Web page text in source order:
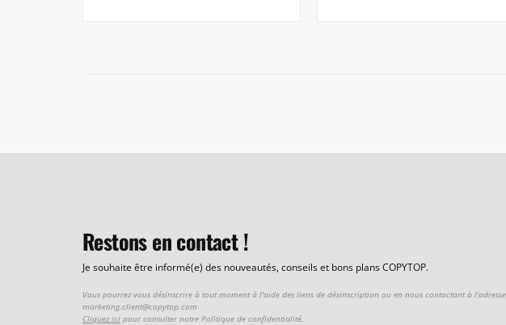
Restons en contact !
Je souhaite être informé(e) des nouveautés, conseils et bons plans COPYTOP.
Vous pourrez vous désinscrire à tout moment à l'aide des liens de désinscription ou en nous contactant à l'adresse
marketing.client@copytop.com
Cliquez ici pour consulter notre Politique de confidentialité.